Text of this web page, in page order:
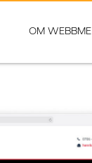
OM WEBBME